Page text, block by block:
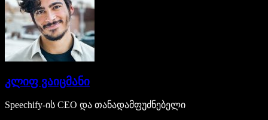
კლიფ ვაიცმანი
Speechify-ის CEO და თანადამფუძნებელი